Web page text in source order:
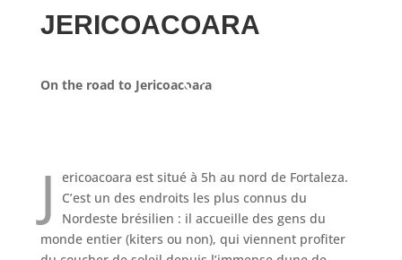
JERICOACOARA
On the road to Jericoacoara
J
ericoacoara est situé à 5h au nord de Fortaleza.
C’est un des endroits les plus connus du
Nordeste brésilien : il accueille des gens du
monde entier (kiters ou non), qui viennent profiter